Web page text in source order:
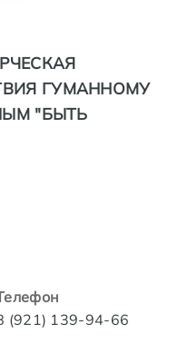
ГУМАННОМУ
"БЫТЬ
(921) 139-94-66